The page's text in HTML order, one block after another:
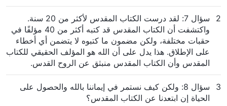
2
سؤال 7: لقد درست الكتاب المقدس لأكثر من 20 سنة.
واكتشفت أن الكتاب المقدس قد كتبه أكثر من 40 مؤلفًا في
حقبات مختلفة، ولكن مضمون ما كتبوه لا يتضمن أي أخطاء
على الإطلاق. هذا يدل على أن الله هو المؤلف الحقيقي للكتاب
المقدس وأن الكتاب المقدس منبثق عن الروح القدس.
3
سؤال 8: ولكن كيف نستمر في إيماننا بالله والحصول على
الحياة إن ابتعدنا عن الكتاب المقدس؟